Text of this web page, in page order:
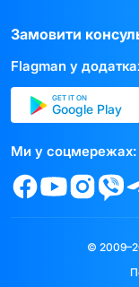
Замовити
Flagman у
GET IT ON
Google Play
Ми у соцмережах:
©